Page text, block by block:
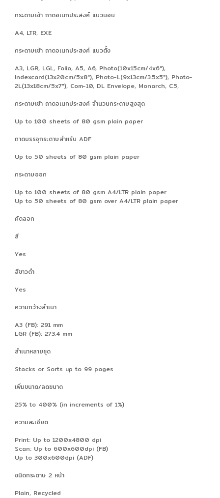
กระดาษเข้า ถาดอเนกประสงค์ แนวนอน
A4, LTR, EXE
กระดาษเข้า ถาดอเนกประสงค์ แนวตั้ง
A3, LGR, LGL, Folio, A5, A6, Photo(10x15cm/4x6"),
Indexcard(13x20cm/5x8"), Photo-L(9x13cm/3.5x5"), Photo-
2L(13x18cm/5x7"), Com-10, DL Envelope, Monarch, C5,
กระดาษเข้า ถาดอเนกประสงค์ จำนวนกระดาษสูงสุด
Up to 100 sheets of 80 gsm plain paper
ถาดบรรจุกระดาษสำหรับ ADF
Up to 50 sheets of 80 gsm plain paper
กระดาษออก
Up to 100 sheets of 80 gsm A4/LTR plain paper
Up to 50 sheets of 80 gsm over A4/LTR plain paper
คัดลอก
สี
Yes
สีขาวดำ
Yes
ความกว้างสำเนา
A3 (FB): 291 mm
LGR (FB): 273.4 mm
สำเนาหลายชุด
Stacks or Sorts up to 99 pages
เพิ่มขนาด/ลดขนาด
25% to 400% (in increments of 1%)
ความละเอียด
Print: Up to 1200x4800 dpi
Scan: Up to 600x600dpi (FB)
Up to 300x600dpi (ADF)
ชนิดกระดาษ 2 หน้า
Plain, Recycled